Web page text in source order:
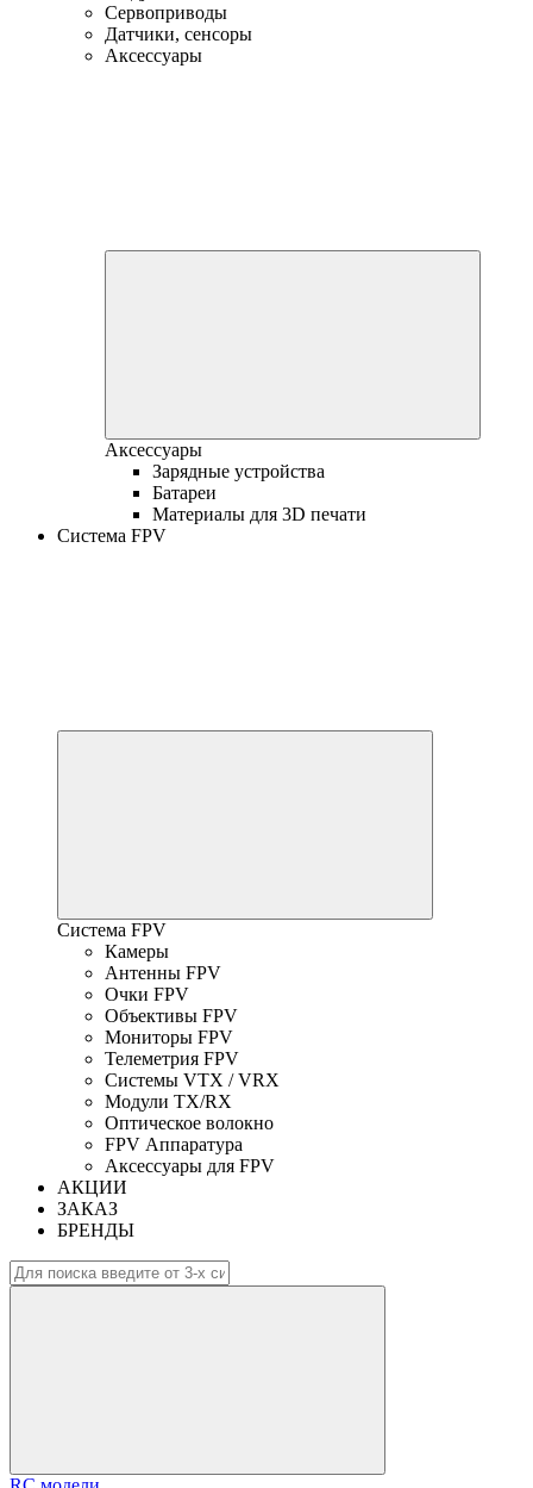
Сервоприводы
Датчики, сенсоры
Аксессуары
Аксессуары
Зарядные устройства
Батареи
Материалы для 3D печати
Система FPV
Система FPV
Камеры
Антенны FPV
Очки FPV
Объективы FPV
Мониторы FPV
Телеметрия FPV
Системы VTX / VRX
Модули TX/RX
Оптическое волокно
FPV Аппаратура
Аксессуары для FPV
АКЦИИ
ЗАКАЗ
БРЕНДЫ